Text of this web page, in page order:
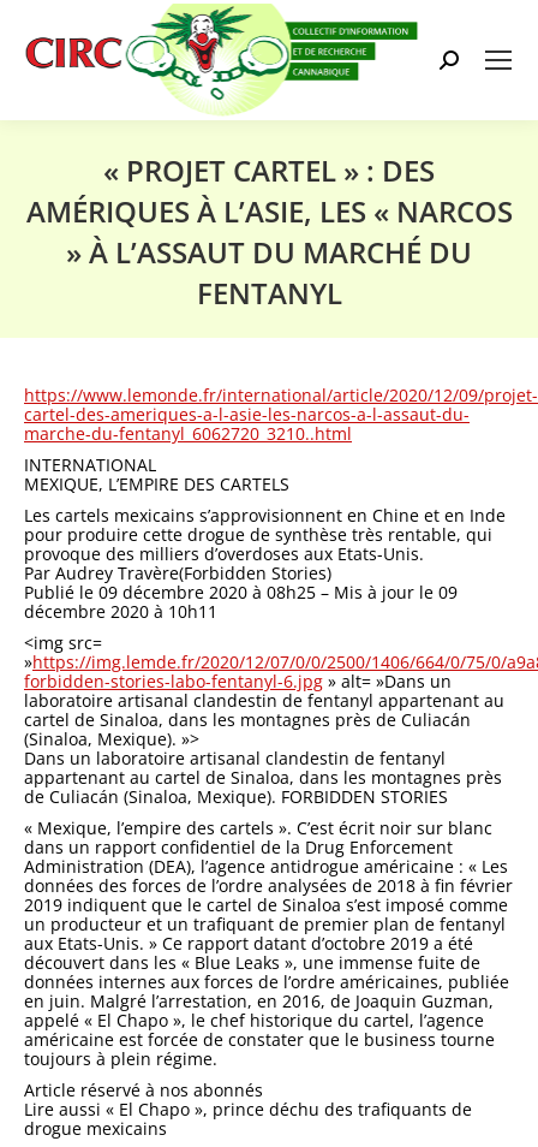
Search:
« PROJET CARTEL » : DES
AMÉRIQUES À L’ASIE, LES « NARCOS
» À L’ASSAUT DU MARCHÉ DU
FENTANYL
https://www.lemonde.fr/international/article/2020/12/09/projet-
cartel-des-ameriques-a-l-asie-les-narcos-a-l-assaut-du-
marche-du-fentanyl_6062720_3210..html
INTERNATIONAL
MEXIQUE, L’EMPIRE DES CARTELS
Les cartels mexicains s’approvisionnent en Chine et en Inde
pour produire cette drogue de synthèse très rentable, qui
provoque des milliers d’overdoses aux Etats-Unis.
Par Audrey Travère(Forbidden Stories)
Publié le 09 décembre 2020 à 08h25 – Mis à jour le 09
décembre 2020 à 10h11
<img src=
»https://img.lemde.fr/2020/12/07/0/0/2500/1406/664/0/75/0/
forbidden-stories-labo-fentanyl-6.jpg » alt= »Dans un
laboratoire artisanal clandestin de fentanyl appartenant au
cartel de Sinaloa, dans les montagnes près de Culiacán
(Sinaloa, Mexique). »>
Dans un laboratoire artisanal clandestin de fentanyl
appartenant au cartel de Sinaloa, dans les montagnes près
de Culiacán (Sinaloa, Mexique). FORBIDDEN STORIES
« Mexique, l’empire des cartels ». C’est écrit noir sur blanc
dans un rapport confidentiel de la Drug Enforcement
Administration (DEA), l’agence antidrogue américaine : « Les
données des forces de l’ordre analysées de 2018 à fin février
2019 indiquent que le cartel de Sinaloa s’est imposé comme
un producteur et un trafiquant de premier plan de fentanyl
aux Etats-Unis. » Ce rapport datant d’octobre 2019 a été
découvert dans les « Blue Leaks », une immense fuite de
données internes aux forces de l’ordre américaines, publiée
en juin. Malgré l’arrestation, en 2016, de Joaquin Guzman,
appelé « El Chapo », le chef historique du cartel, l’agence
américaine est forcée de constater que le business tourne
toujours à plein régime.
Article réservé à nos abonnés
Lire aussi « El Chapo », prince déchu des trafiquants de
drogue mexicains